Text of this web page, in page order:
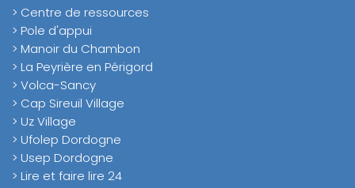
> Centre de ressources
> Pole d'appui
> Manoir du Chambon
> La Peyrière en Périgord
> Volca-Sancy
> Cap Sireuil Village
> Uz Village
> Ufolep Dordogne
> Usep Dordogne
> Lire et faire lire 24